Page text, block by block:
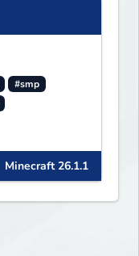
#smp
Minecraft 26.1.1